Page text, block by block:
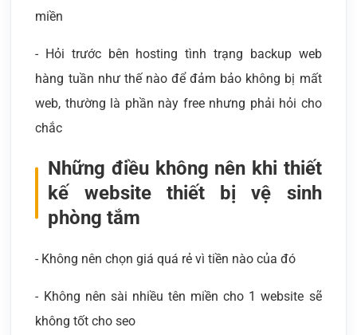
miền
- Hỏi trước bên hosting tình trạng backup web
hàng tuần như thế nào để đảm bảo không bị mất
web, thường là phần này free nhưng phải hỏi cho
chắc
Những điều không nên khi thiết
kế website thiết bị vệ sinh
phòng tắm
- Không nên chọn giá quá rẻ vì tiền nào của đó
- Không nên sài nhiều tên miền cho 1 website sẽ
không tốt cho seo